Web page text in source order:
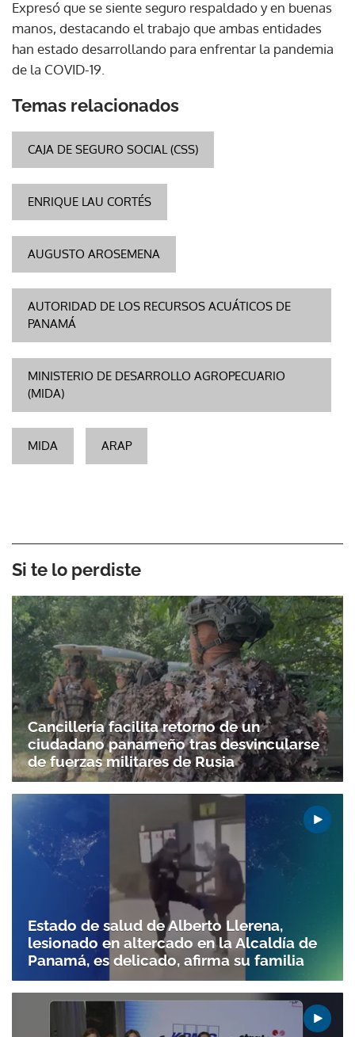
Expresó que se siente seguro respaldado y en buenas
manos, destacando el trabajo que ambas entidades
han estado desarrollando para enfrentar la pandemia
de la COVID-19.
Temas relacionados
CAJA DE SEGURO SOCIAL (CSS)
ENRIQUE LAU CORTÉS
AUGUSTO AROSEMENA
AUTORIDAD DE LOS RECURSOS ACUÁTICOS DE
PANAMÁ
MINISTERIO DE DESARROLLO AGROPECUARIO
(MIDA)
MIDA ARAP
Si te lo perdiste
Cancillería facilita retorno de un
ciudadano panameño tras desvincularse
de fuerzas militares de Rusia
Estado de salud de Alberto Llerena,
lesionado en altercado en la Alcaldía de
Panamá, es delicado, afirma su familia